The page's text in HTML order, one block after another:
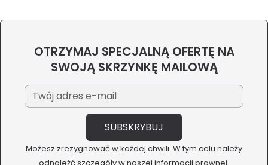
OTRZYMAJ SPECJALNĄ OFERTĘ NA
SWOJĄ SKRZYNKĘ MAILOWĄ
Możesz zrezygnować w każdej chwili. W tym celu należy